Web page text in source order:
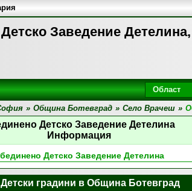
Заведение
Област
» Община Ботевград » Село Врачеш »
Детско Заведение Детелина
Информация
Детско Заведение Детелина
градини в Община Ботевград